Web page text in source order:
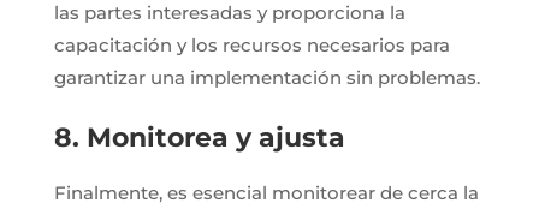
las partes interesadas y proporciona la
capacitación y los recursos necesarios para
garantizar una implementación sin problemas.
8. Monitorea y ajusta
Finalmente, es esencial monitorear de cerca la